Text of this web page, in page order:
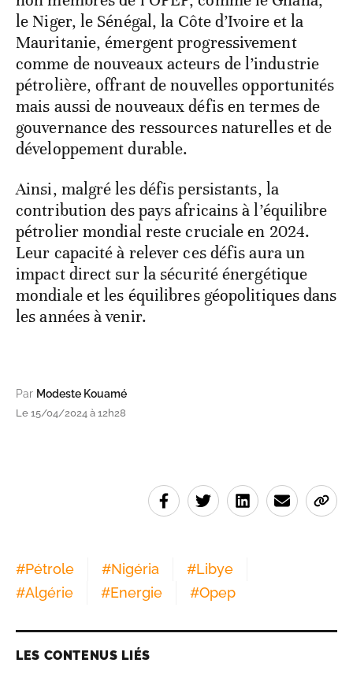
le Niger, le Sénégal, la Côte d’Ivoire et la
Mauritanie, émergent progressivement
comme de nouveaux acteurs de l’industrie
pétrolière, offrant de nouvelles opportunités
mais aussi de nouveaux défis en termes de
gouvernance des ressources naturelles et de
développement durable.
Ainsi, malgré les défis persistants, la
contribution des pays africains à l’équilibre
pétrolier mondial reste cruciale en 2024.
Leur capacité à relever ces défis aura un
impact direct sur la sécurité énergétique
mondiale et les équilibres géopolitiques dans
les années à venir.
Par Modeste Kouamé
Le 15/04/2024 à 12h28
#Pétrole #Nigéria #Libye
#Algérie #Energie #Opep
LES CONTENUS LIÉS